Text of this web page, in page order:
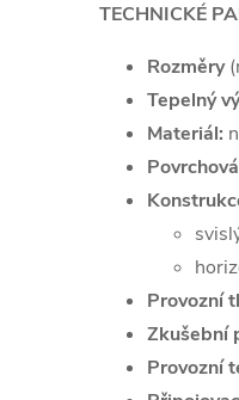
TECHNICKÉ
Rozměry
Tepelný
Materiál:
Provozní
Zkušební
Provozní